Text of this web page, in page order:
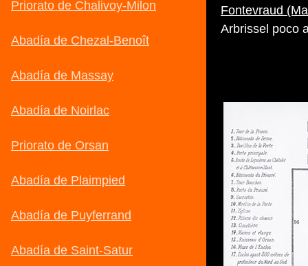
Fontevraud
Arbrissel poco